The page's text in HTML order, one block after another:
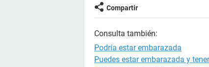
Compartir
Consulta también:
Podría estar embarazada
Puedes estar embarazada y